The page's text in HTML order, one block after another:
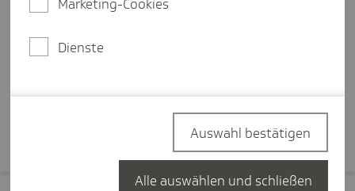
medizinischen Anliegens, eine
bessere Koordination.
Marketing-Cookies
Dienste
Auswahl bestätigen
Alle auswählen und schließen